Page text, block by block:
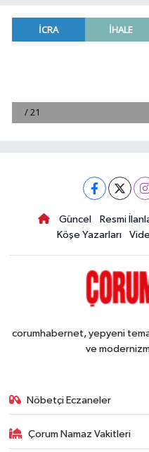
Güncel Resmi
Köşe Yazarları
corumhabernet, yepyeni
ve
Nöbetçi Eczaneler
Çorum Namaz Vakitleri